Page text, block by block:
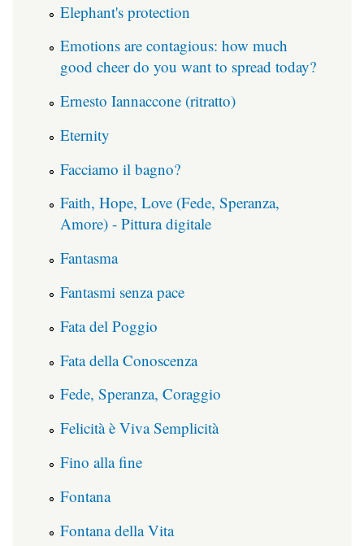
Elephant's protection
Emotions are contagious: how much
good cheer do you want to spread today?
Ernesto Iannaccone (ritratto)
Eternity
Facciamo il bagno?
Faith, Hope, Love (Fede, Speranza,
Amore) - Pittura digitale
Fantasma
Fantasmi senza pace
Fata del Poggio
Fata della Conoscenza
Fede, Speranza, Coraggio
Felicità è Viva Semplicità
Fino alla fine
Fontana
Fontana della Vita